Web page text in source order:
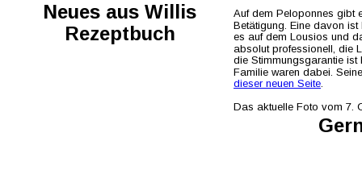
Neues aus Willis
Rezeptbuch
Das aktuelle Foto vom 7.
Auf dem Peloponnes gibt
Betätigung. Eine davon
es auf dem Lousios und
absolut professionell, die
die Stimmungsgarantie ist
Familie waren dabei.
dieser neuen Seite.